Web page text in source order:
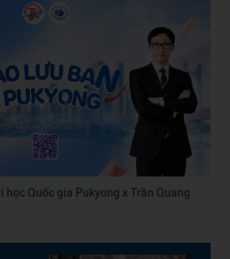
học Quốc gia Pukyong x Trần Quang